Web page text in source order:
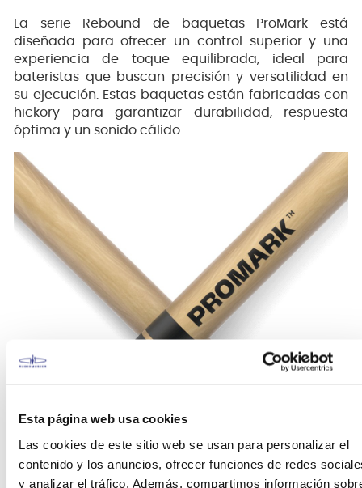
Esta página web usa cookies
Las cookies de este sitio web se usan para personalizar el
contenido y los anuncios, ofrecer funciones de redes
y analizar el tráfico. Además, compartimos información
La serie Rebound de baquetas ProMark está
diseñada para ofrecer un control superior y una
experiencia de toque equilibrada, ideal para
bateristas que buscan precisión y versatilidad en
su ejecución. Estas baquetas están fabricadas con
hickory para garantizar durabilidad, respuesta
óptima y un sonido cálido.